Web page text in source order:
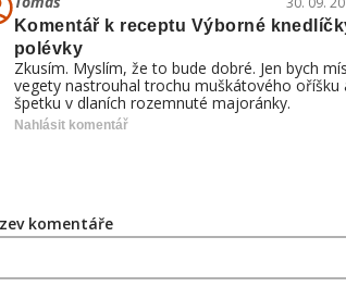
Komentář k receptu Výborné
polévky
Zkusím. Myslím, že to bude dobré. Jen bych
vegety nastrouhal trochu muškátového oříšku
špetku v dlaních rozemnuté majoránky.
Nahlásit komentář
komentáře